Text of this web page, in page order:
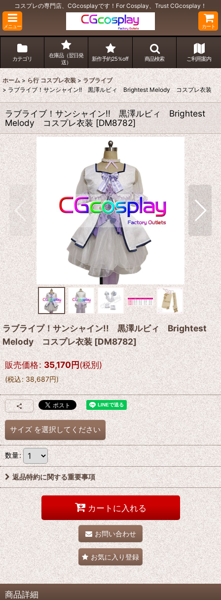
コスプレの専門店、CGcosplayです！For Cosplay、Trust CGcosplay！
メニュー カート
カテゴリ
在庫品（翌日発
送）
新作予約25％off 商品検索 ご利用案内
ホーム > ら行 コスプレ衣装 > ラブライブ
> ラブライブ！サンシャイン!! 黒澤ルビィ Brightest Melody コスプレ衣装
ラブライブ！サンシャイン!! 黒澤ルビィ Brightest
Melody コスプレ衣装 [DM8782]
ラブライブ！サンシャイン!! 黒澤ルビィ Brightest
Melody コスプレ衣装 [DM8782]
販売価格: 35,170円(税別)
(税込: 38,687円)
サイズ を選択してください
数量:
返品特約に関する重要事項
カートに入れる
お問い合わせ
お気に入り登録
商品詳細